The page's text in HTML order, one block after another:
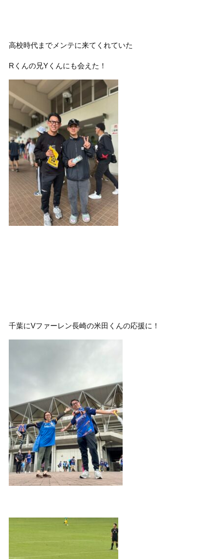
高校時代までメンテに来てくれていた
Rくんの兄Yくんにも会えた！
千葉にVファーレン長崎の米田くんの応援に！